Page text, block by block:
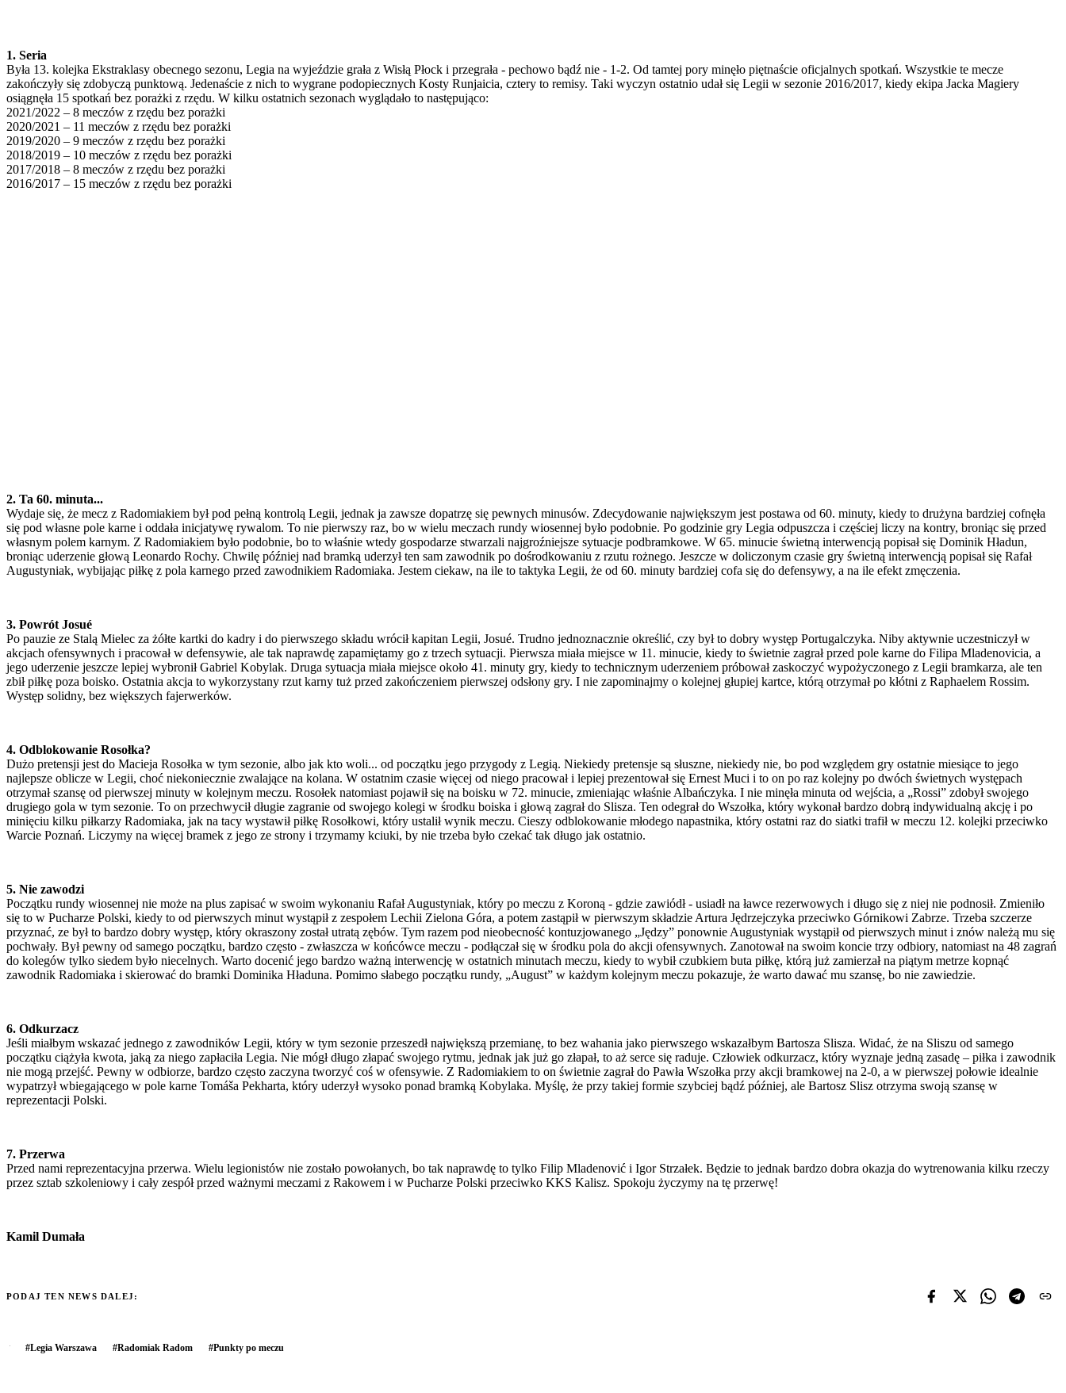
1. Seria
Była 13. kolejka Ekstraklasy obecnego sezonu, Legia na wyjeździe grała z Wisłą Płock i przegrała - pechowo bądź nie - 1-2. Od tamtej pory minęło piętnaście oficjalnych spotkań. Wszystkie te mecze
zakończyły się zdobyczą punktową. Jedenaście z nich to wygrane podopiecznych Kosty Runjaicia, cztery to remisy. Taki wyczyn ostatnio udał się Legii w sezonie 2016/2017, kiedy ekipa Jacka Magiery
osiągnęła 15 spotkań bez porażki z rzędu. W kilku ostatnich sezonach wyglądało to następująco:
2021/2022 – 8 meczów z rzędu bez porażki
2020/2021 – 11 meczów z rzędu bez porażki
2019/2020 – 9 meczów z rzędu bez porażki
2018/2019 – 10 meczów z rzędu bez porażki
2017/2018 – 8 meczów z rzędu bez porażki
2016/2017 – 15 meczów z rzędu bez porażki
2. Ta 60. minuta...
Wydaje się, że mecz z Radomiakiem był pod pełną kontrolą Legii, jednak ja zawsze dopatrzę się pewnych minusów. Zdecydowanie największym jest postawa od 60. minuty, kiedy to drużyna bardziej cofnęła
się pod własne pole karne i oddała inicjatywę rywalom. To nie pierwszy raz, bo w wielu meczach rundy wiosennej było podobnie. Po godzinie gry Legia odpuszcza i częściej liczy na kontry, broniąc się przed
własnym polem karnym. Z Radomiakiem było podobnie, bo to właśnie wtedy gospodarze stwarzali najgroźniejsze sytuacje podbramkowe. W 65. minucie świetną interwencją popisał się Dominik Hładun,
broniąc uderzenie głową Leonardo Rochy. Chwilę później nad bramką uderzył ten sam zawodnik po dośrodkowaniu z rzutu rożnego. Jeszcze w doliczonym czasie gry świetną interwencją popisał się Rafał
Augustyniak, wybijając piłkę z pola karnego przed zawodnikiem Radomiaka. Jestem ciekaw, na ile to taktyka Legii, że od 60. minuty bardziej cofa się do defensywy, a na ile efekt zmęczenia.
3. Powrót Josué
Po pauzie ze Stalą Mielec za żółte kartki do kadry i do pierwszego składu wrócił kapitan Legii, Josué. Trudno jednoznacznie określić, czy był to dobry występ Portugalczyka. Niby aktywnie uczestniczył w
akcjach ofensywnych i pracował w defensywie, ale tak naprawdę zapamiętamy go z trzech sytuacji. Pierwsza miała miejsce w 11. minucie, kiedy to świetnie zagrał przed pole karne do Filipa Mladenovicia, a
jego uderzenie jeszcze lepiej wybronił Gabriel Kobylak. Druga sytuacja miała miejsce około 41. minuty gry, kiedy to technicznym uderzeniem próbował zaskoczyć wypożyczonego z Legii bramkarza, ale ten
zbił piłkę poza boisko. Ostatnia akcja to wykorzystany rzut karny tuż przed zakończeniem pierwszej odsłony gry. I nie zapominajmy o kolejnej głupiej kartce, którą otrzymał po kłótni z Raphaelem Rossim.
Występ solidny, bez większych fajerwerków.
4. Odblokowanie Rosołka?
Dużo pretensji jest do Macieja Rosołka w tym sezonie, albo jak kto woli... od początku jego przygody z Legią. Niekiedy pretensje są słuszne, niekiedy nie, bo pod względem gry ostatnie miesiące to jego
najlepsze oblicze w Legii, choć niekoniecznie zwalające na kolana. W ostatnim czasie więcej od niego pracował i lepiej prezentował się Ernest Muci i to on po raz kolejny po dwóch świetnych występach
otrzymał szansę od pierwszej minuty w kolejnym meczu. Rosołek natomiast pojawił się na boisku w 72. minucie, zmieniając właśnie Albańczyka. I nie minęła minuta od wejścia, a „Rossi” zdobył swojego
drugiego gola w tym sezonie. To on przechwycił długie zagranie od swojego kolegi w środku boiska i głową zagrał do Slisza. Ten odegrał do Wszołka, który wykonał bardzo dobrą indywidualną akcję i po
minięciu kilku piłkarzy Radomiaka, jak na tacy wystawił piłkę Rosołkowi, który ustalił wynik meczu. Cieszy odblokowanie młodego napastnika, który ostatni raz do siatki trafił w meczu 12. kolejki przeciwko
Warcie Poznań. Liczymy na więcej bramek z jego ze strony i trzymamy kciuki, by nie trzeba było czekać tak długo jak ostatnio.
5. Nie zawodzi
Początku rundy wiosennej nie może na plus zapisać w swoim wykonaniu Rafał Augustyniak, który po meczu z Koroną - gdzie zawiódł - usiadł na ławce rezerwowych i długo się z niej nie podnosił. Zmieniło
się to w Pucharze Polski, kiedy to od pierwszych minut wystąpił z zespołem Lechii Zielona Góra, a potem zastąpił w pierwszym składzie Artura Jędrzejczyka przeciwko Górnikowi Zabrze. Trzeba szczerze
przyznać, ze był to bardzo dobry występ, który okraszony został utratą zębów. Tym razem pod nieobecność kontuzjowanego „Jędzy” ponownie Augustyniak wystąpił od pierwszych minut i znów należą mu się
pochwały. Był pewny od samego początku, bardzo często - zwłaszcza w końcówce meczu - podłączał się w środku pola do akcji ofensywnych. Zanotował na swoim koncie trzy odbiory, natomiast na 48 zagrań
do kolegów tylko siedem było niecelnych. Warto docenić jego bardzo ważną interwencję w ostatnich minutach meczu, kiedy to wybił czubkiem buta piłkę, którą już zamierzał na piątym metrze kopnąć
zawodnik Radomiaka i skierować do bramki Dominika Hładuna. Pomimo słabego początku rundy, „August” w każdym kolejnym meczu pokazuje, że warto dawać mu szansę, bo nie zawiedzie.
6. Odkurzacz
Jeśli miałbym wskazać jednego z zawodników Legii, który w tym sezonie przeszedł największą przemianę, to bez wahania jako pierwszego wskazałbym Bartosza Slisza. Widać, że na Sliszu od samego
początku ciążyła kwota, jaką za niego zapłaciła Legia. Nie mógł długo złapać swojego rytmu, jednak jak już go złapał, to aż serce się raduje. Człowiek odkurzacz, który wyznaje jedną zasadę – piłka i zawodnik
nie mogą przejść. Pewny w odbiorze, bardzo często zaczyna tworzyć coś w ofensywie. Z Radomiakiem to on świetnie zagrał do Pawła Wszołka przy akcji bramkowej na 2-0, a w pierwszej połowie idealnie
wypatrzył wbiegającego w pole karne Tomáša Pekharta, który uderzył wysoko ponad bramką Kobylaka. Myślę, że przy takiej formie szybciej bądź później, ale Bartosz Slisz otrzyma swoją szansę w
reprezentacji Polski.
7. Przerwa
Przed nami reprezentacyjna przerwa. Wielu legionistów nie zostało powołanych, bo tak naprawdę to tylko Filip Mladenović i Igor Strzałek. Będzie to jednak bardzo dobra okazja do wytrenowania kilku rzeczy
przez sztab szkoleniowy i cały zespół przed ważnymi meczami z Rakowem i w Pucharze Polski przeciwko KKS Kalisz. Spokoju życzymy na tę przerwę!
Kamil Dumała
PODAJ TEN NEWS DALEJ:
#Legia Warszawa #Radomiak Radom #Punkty po meczu